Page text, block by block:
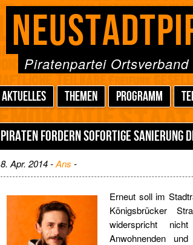
Piratenpartei
AKTUELLES THEMEN PROGRAMM
PIRATEN FORDERN SOFORTIGE SANIERUNG
8. Apr. 2014 -Ans -
Erneut soll im
Königsbrücker
widerspricht
Anwohnenden